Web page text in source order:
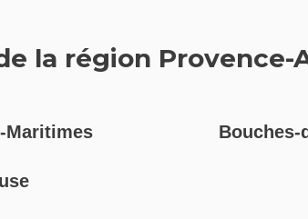
la région Provence-
Maritimes Bouches-